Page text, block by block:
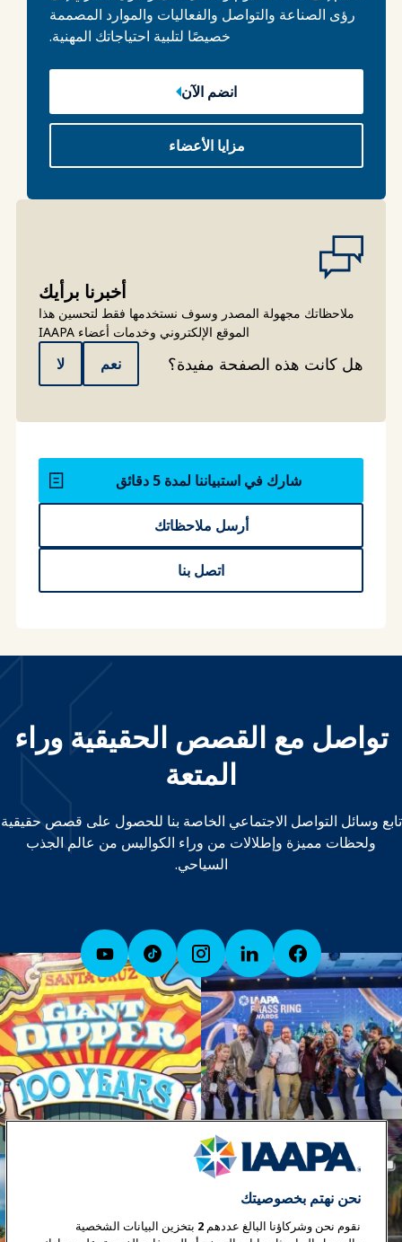
رؤى الصناعة والتواصل والفعاليات والموارد المصممة
خصيصًا لتلبية احتياجاتك المهنية.
انضم الآن
مزايا الأعضاء
أخبرنا برأيك
ملاحظاتك مجهولة المصدر وسوف نستخدمها فقط لتحسين هذا
الموقع الإلكتروني وخدمات أعضاء IAAPA
هل كانت هذه الصفحة مفيدة؟ نعم لا
شارك في استبياننا لمدة 5 دقائق
أرسل ملاحظاتك
اتصل بنا
تواصل مع القصص الحقيقية وراء
المتعة
تابع وسائل التواصل الاجتماعي الخاصة بنا للحصول على قصص حقيقية
ولحظات مميزة وإطلالات من وراء الكواليس من عالم الجذب
السياحي.
نحن نهتم بخصوصيتك
نقوم نحن وشركاؤنا البالغ عددهم 2 بتخزين البيانات الشخصية